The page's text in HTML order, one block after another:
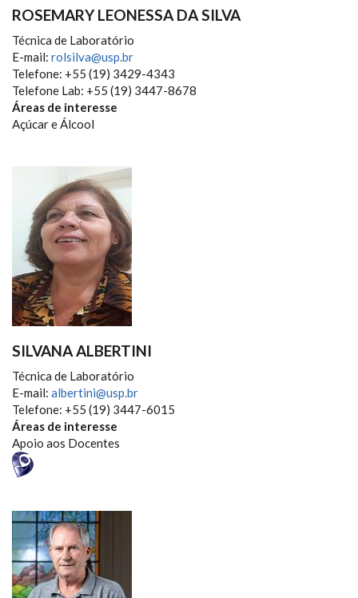
ROSEMARY LEONESSA DA SILVA
Técnica de Laboratório
E-mail: rolsilva@usp.br
Telefone: +55 (19) 3429-4343
Telefone Lab: +55 (19) 3447-8678
Áreas de interesse
Açúcar e Álcool
SILVANA ALBERTINI
Técnica de Laboratório
E-mail: albertini@usp.br
Telefone: +55 (19) 3447-6015
Áreas de interesse
Apoio aos Docentes